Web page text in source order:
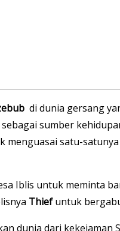
di dunia gersang
sumber
satu-
Iblis untuk meminta
Thiefuntuk
dunia dari kekejaman